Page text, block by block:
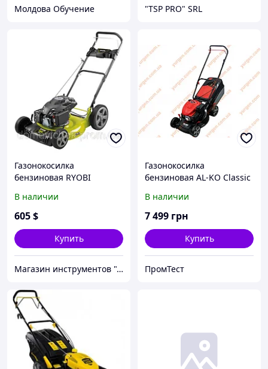
Молдова Обучение "TSP PRO" SRL
Газонокосилка
бензиновая RYOBI
В наличии
605$
Купить
Магазин инструментов "Домовичок"
Газонокосилка
бензиновая AL-KO Classic
В наличии
7 499 грн
Купить
ПромТест